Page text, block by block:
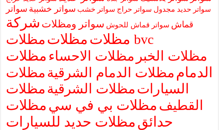
سواتر حديد مجدول سواتر حراج سواتر خشب سواتر خشبية سواتر
قماش سواتر قماش للحوش سواتر ومظلات شركة
مظلاتمظلات
مظلات bvc
مظلات الخبر مظلات الاحساء مظلات
الدمام مظلات الدمام الشرقية مظلات
السياراتمظلات الشرقية مظلات
القطيفمظلات بي في سيمظلات
حدائقمظلات حديد للسيارات